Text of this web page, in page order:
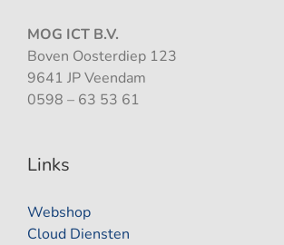
MOG ICT B.V.
Boven Oosterdiep 123
9641 JP Veendam
0598 – 63 53 61
Links
Webshop
Cloud Diensten